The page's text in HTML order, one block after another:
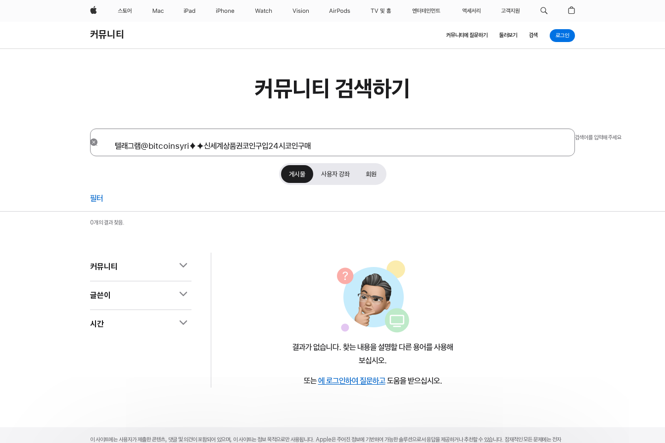
Apple스토어 Mac iPad iPhone Watch Vision AirPods TV 및 홈 엔터테인먼트 액세서리 고객지원
커뮤니티 커뮤니티에 질문하기 둘러보기 검색 로그인
커뮤니티 검색하기
검색어를 입력해 주세요
재설정
게시물 사용자 강좌 회원
필터
0개의 결과 찾음.
커뮤니티
글쓴이
시간
결과가 없습니다. 찾는 내용을 설명할 다른 용어를 사용해
보십시오.
또는에 로그인하여 질문하고도움을 받으십시오.
Footer
이 사이트에는 사용자가 제출한 콘텐츠, 댓글 및 의견이 포함되어 있으며, 이 사이트는 정보 목적으로만 사용됩니다. Apple은 주어진 정보에 기반하여 가능한 솔루션으로서 응답을 제공하거나 추천할 수 있습니다. 잠재적인 모든 문제에는 전자